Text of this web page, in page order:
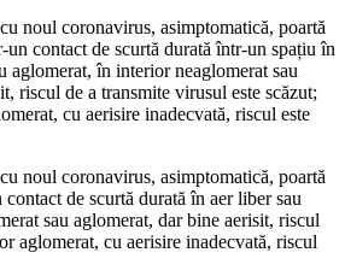
noul coronavirus, asimptomatică, poartă
un contact de scurtă durată într-un spațiu în
aglomerat, în interior neaglomerat sau
riscul de a transmite virusul este scăzut;
cu aerisire inadecvată, riscul este
noul coronavirus, asimptomatică, poartă
de scurtă durată în aer liber sau
sau aglomerat, dar bine aerisit, riscul
aglomerat, cu aerisire inadecvată, riscul